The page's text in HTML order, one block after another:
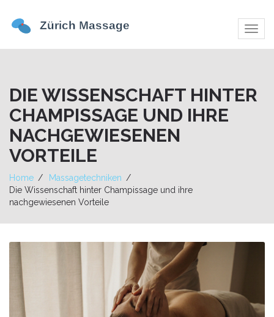
DIE WISSENSCHAFT HINTER
CHAMPISSAGE UND IHRE
NACHGEWIESENEN
VORTEILE
Home
Massagetechniken
Die Wissenschaft hinter Champissage und ihre
nachgewiesenen Vorteile